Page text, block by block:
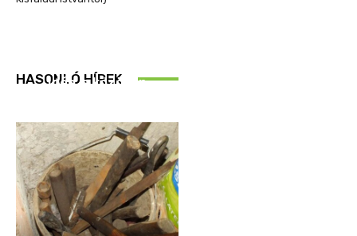
HASONLÓ HÍREK
Idén is közösen